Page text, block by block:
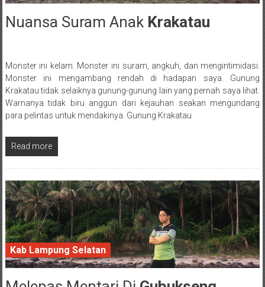
25 February 2017
Nuansa Suram Anak Krakatau
Posted By: wirawan
Monster ini kelam. Monster ini suram, angkuh, dan mengintimidasi.
Monster ini mengambang rendah di hadapan saya. Gunung
Krakatau tidak selaiknya gunung-gunung lain yang pernah saya lihat.
Warnanya tidak biru anggun dari kejauhan seakan mengundang
para pelintas untuk mendakinya. Gunung Krakatau
Read more
Kab Lampung Selatan